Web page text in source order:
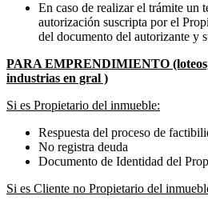
En caso de realizar el trámite un
autorización suscripta por el
del documento del autorizante y
PARA EMPRENDIMIENTO
industrias en gral )
Si es Propietario del inmueble:
Respuesta del proceso de
No registra deuda
Documento de Identidad del
Si es Cliente no Propietario del